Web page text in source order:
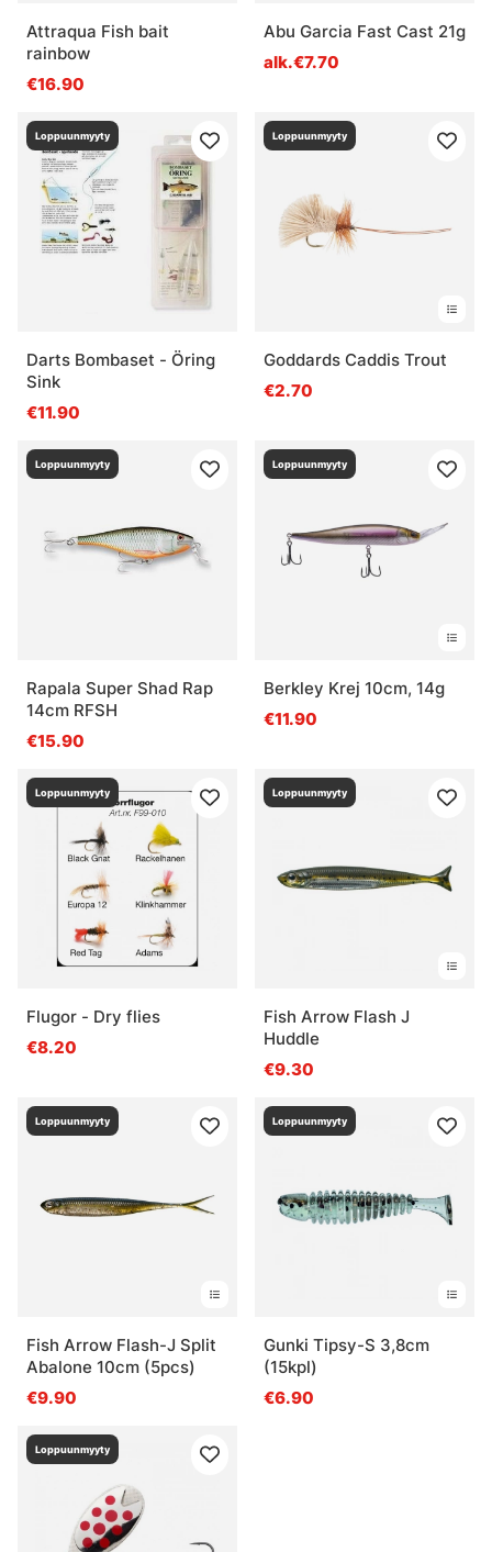
Attraqua Fish bait
rainbow
€16.90
Abu Garcia Fast Cast 21g
alk.€7.70
Loppuunmyyty
Darts Bombaset - Öring
Sink
€11.90
Loppuunmyyty
Goddards Caddis Trout
€2.70
Loppuunmyyty
Rapala Super Shad Rap
14cm RFSH
€15.90
Loppuunmyyty
Berkley Krej 10cm, 14g
€11.90
Loppuunmyyty
Flugor - Dry flies
€8.20
Loppuunmyyty
Fish Arrow Flash J
Huddle
€9.30
Loppuunmyyty
Fish Arrow Flash-J Split
Abalone 10cm (5pcs)
€9.90
Loppuunmyyty
Gunki Tipsy-S 3,8cm
(15kpl)
€6.90
Loppuunmyyty